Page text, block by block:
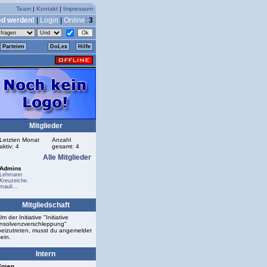
Team | Kontakt | Impressum
werden! Login Online: 3
Parteien DoLex Hilfe
Mitglieder
Letzten Monat
aktiv: 4
Anzahl
gesamt: 4
Alle Mitglieder
Admins
Lehmann
Kreuzeiche.
mauli...
Mitgliedschaft
der Initiative "Initiative
musst du angemeldet
Intern